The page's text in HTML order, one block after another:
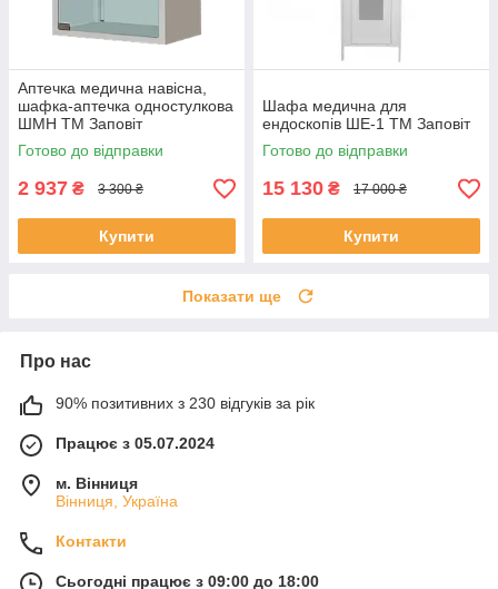
Аптечка медична навісна,
шафка-аптечка одностулкова
ШМН ТМ Заповіт
Готово до відправки
2 937 ₴ 3 300 ₴
Купити
Шафа медична для
ендоскопів ШЕ-1 ТМ Заповіт
Готово до відправки
15 130 ₴ 17 000 ₴
Купити
Показати ще
Про нас
90% позитивних з 230 відгуків за рік
Працює з 05.07.2024
м. Вінниця
Вінниця, Україна
Контакти
Сьогодні працює з 09:00 до 18:00